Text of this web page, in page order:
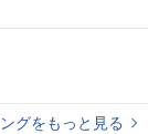
グをもっと見る